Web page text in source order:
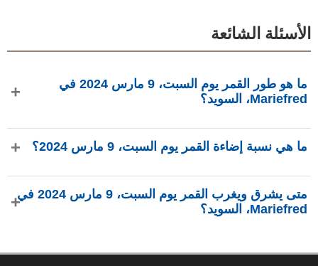
الأسئلة الشائعة
ما هو طور القمر يوم السبت، 9 مارس 2024 في
Mariefred، السويد؟
طور محاق بإضاءة 0.29%، عمره 29.03 يومًا، ويقع في كوكبةما هي نسبة إضاءة القمر يوم السبت، 9 مارس 2024؟
phasesmoon.com.
متى يشرق ويغرب القمر يوم السبت، 9 مارس 2024 في
Mariefred، السويد؟